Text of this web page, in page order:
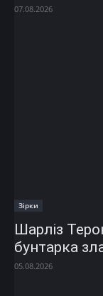
07.08.2026
Зірки
Шарліз
бунтарка
05.08.2026